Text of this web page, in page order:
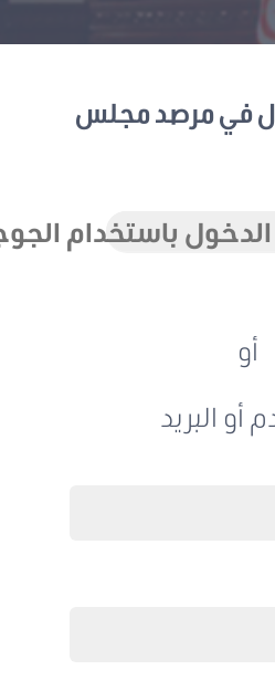
في مرصد مجلس
باستخدام الجوجل
البريد